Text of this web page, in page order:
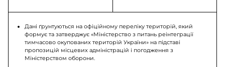
Дані ґрунтуються на офіційному переліку територій, який
формує та затверджує «Міністерство з питань реінтеграції
тимчасово окупованих територій України» на підставі
пропозицій місцевих адміністрацій і погодження з
Міністерством оборони.